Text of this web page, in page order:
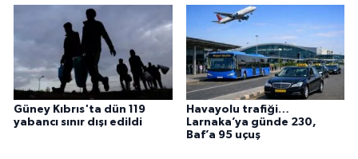
Güney Kıbrıs'ta dün 119
yabancı sınır dışı edildi
Havayolu trafiği…
Larnaka’ya günde 230,
Baf’a 95 uçuş